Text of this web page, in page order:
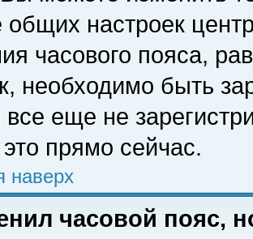
общих настроек
часового пояса,
необходимо быть
еще не
прямо сейчас.
наверх
часовой пояс,